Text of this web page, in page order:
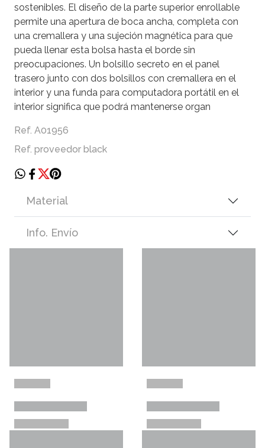
sostenibles. El diseño de la parte superior enrollable
permite una apertura de boca ancha, completa con
una cremallera y una sujeción magnética para que
pueda llenar esta bolsa hasta el borde sin
preocupaciones. Un bolsillo secreto en el panel
trasero junto con dos bolsillos con cremallera en el
interior y una funda para computadora portátil en el
interior significa que podrá mantenerse organ
Ref. A01956
Ref. proveedor black
Material
Info. Envío